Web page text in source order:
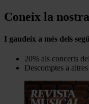
Coneix la
I gaudeix a més dels
20% als concerts
Descomptes a